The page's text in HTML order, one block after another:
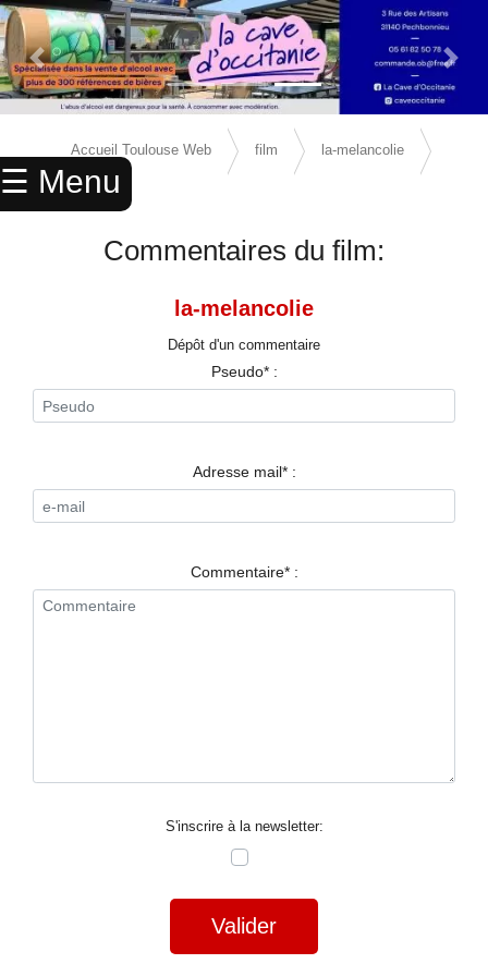
☰ Menu
× ACCUEIL
ANNUAIRE
SPORTS
RESTAURANTS
NUIT
Previous Slide Next
Accueil Toulouse Web film la-melancolie
avis
Commentaires du film:
la-melancolie
Dépôt d'un commentaire
Pseudo* :
Adresse mail* :
Commentaire* :
S'inscrire à la newsletter:
Valider